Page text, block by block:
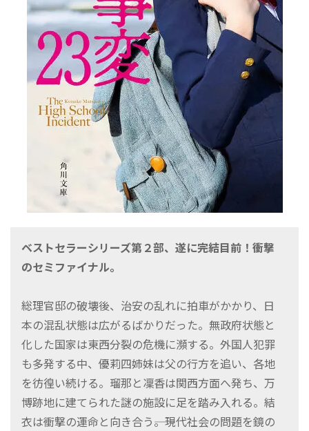
ベストセラーシリーズ第２部、遂に完結目前！衝撃
のセミファイナル。
総理官邸の破壊後、治安の乱れに拍車がかかり、日
本の混乱状態は広がるばかりだった。無政府状態と
化した国家は東西分裂の危機に瀕する。外国人犯罪
も多発する中、優莉四姉妹は父の行方を追い、各地
を彷徨い続ける。瑠那と凜香は関西方面へ発ち、万
博跡地に建てられた謎の施設に足を踏み入れる。結
衣は衝撃の運命と向き合う――。現代社会の問題を鏡の